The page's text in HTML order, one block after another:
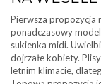
Pierwsza propozycja
ponadczasowy
sukienka midi.
dojrzałe kobiety.
letnim klimacie,